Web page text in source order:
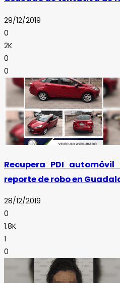
29/12/2019
0
2K
0
0
Recupera PDI
reporte de robo en
28/12/2019
0
1.8K
1
0